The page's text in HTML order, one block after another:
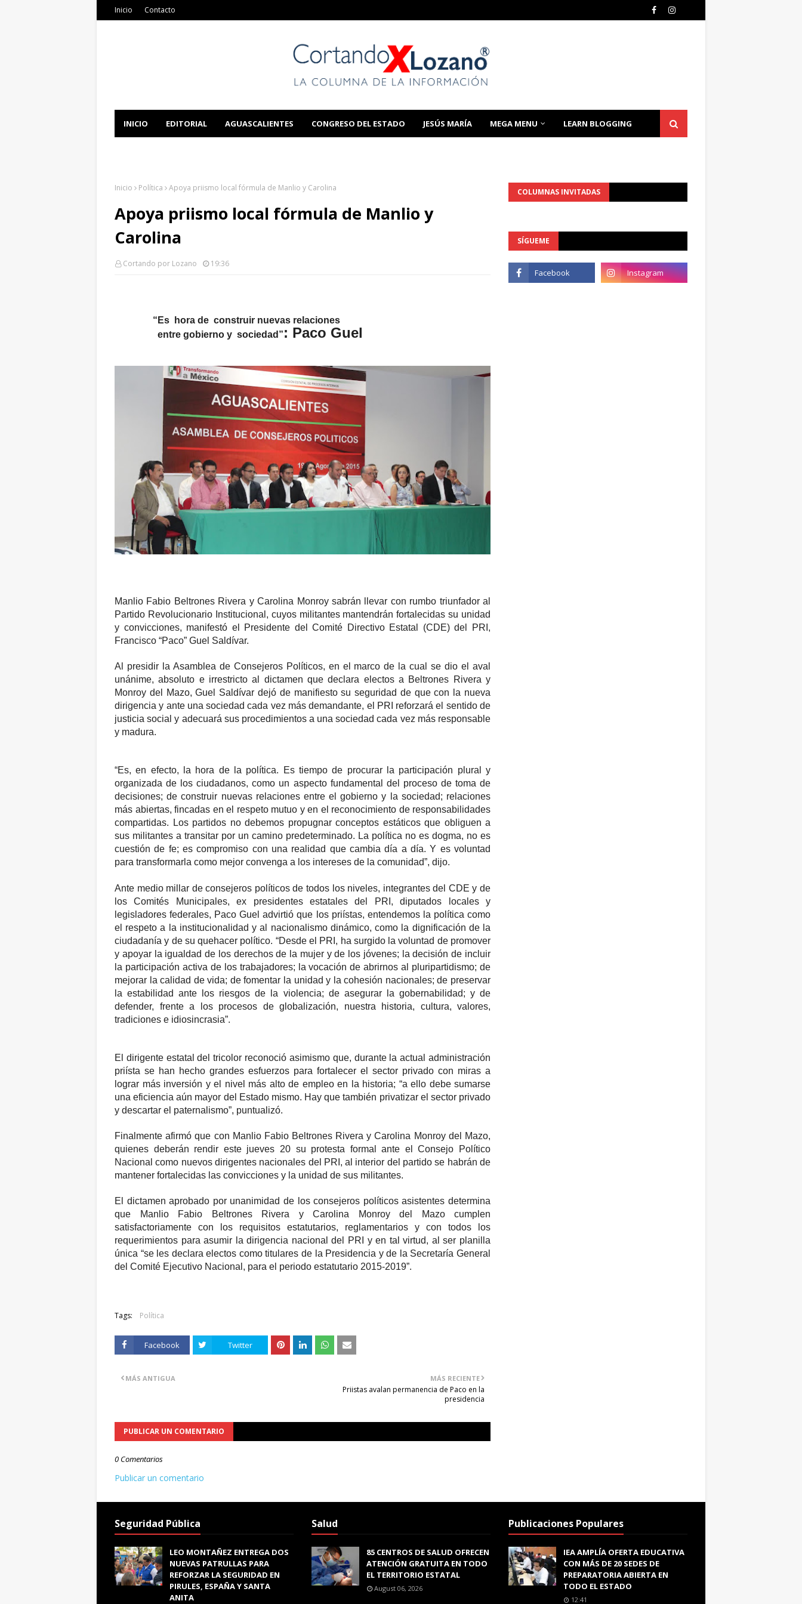
Inicio Contacto
INICIO EDITORIAL AGUASCALIENTES CONGRESO DEL ESTADO JESÚS MARÍA MEGA MENU LEARN BLOGGING
Inicio Política Apoya priismo local fórmula de Manlio y Carolina
Apoya priismo local fórmula de Manlio y
Carolina
Cortando por Lozano 19:36
“Es hora de construir nuevas relaciones
entre gobierno y sociedad”: Paco Guel
Manlio Fabio Beltrones Rivera y Carolina Monroy sabrán llevar con rumbo triunfador al
Partido Revolucionario Institucional, cuyos militantes mantendrán fortalecidas su unidad
y convicciones, manifestó el Presidente del Comité Directivo Estatal (CDE) del PRI,
Francisco “Paco” Guel Saldívar.
Al presidir la Asamblea de Consejeros Políticos, en el marco de la cual se dio el aval
unánime, absoluto e irrestricto al dictamen que declara electos a Beltrones Rivera y
Monroy del Mazo, Guel Saldívar dejó de manifiesto su seguridad de que con la nueva
dirigencia y ante una sociedad cada vez más demandante, el PRI reforzará el sentido de
justicia social y adecuará sus procedimientos a una sociedad cada vez más responsable
y madura.
“Es, en efecto, la hora de la política. Es tiempo de procurar la participación plural y
organizada de los ciudadanos, como un aspecto fundamental del proceso de toma de
decisiones; de construir nuevas relaciones entre el gobierno y la sociedad; relaciones
más abiertas, fincadas en el respeto mutuo y en el reconocimiento de responsabilidades
compartidas. Los partidos no debemos propugnar conceptos estáticos que obliguen a
sus militantes a transitar por un camino predeterminado. La política no es dogma, no es
cuestión de fe; es compromiso con una realidad que cambia día a día. Y es voluntad
para transformarla como mejor convenga a los intereses de la comunidad”, dijo.
Ante medio millar de consejeros políticos de todos los niveles, integrantes del CDE y de
los Comités Municipales, ex presidentes estatales del PRI, diputados locales y
legisladores federales, Paco Gueladvirtió que los priístas, entendemos la política como
el respeto a la institucionalidad y al nacionalismo dinámico, como la dignificación de la
ciudadanía y de su quehacer político. “Desde el PRI, ha surgido la voluntad de promover
y apoyar la igualdad de los derechos de la mujer y de los jóvenes; la decisión de incluir
la participación activa de los trabajadores; la vocación de abrirnos al pluripartidismo; de
mejorar la calidad de vida; de fomentar la unidad y la cohesión nacionales; de preservar
la estabilidad ante los riesgos de la violencia; de asegurar la gobernabilidad; y de
defender, frente a los procesos de globalización, nuestra historia, cultura, valores,
tradiciones e idiosincrasia”.
El dirigente estatal del tricolor reconoció asimismo que, durante la actual administración
priísta se han hecho grandes esfuerzos para fortalecer el sector privado con miras a
lograr más inversión y el nivel más alto de empleo en la historia; “a ello debe sumarse
una eficiencia aún mayor del Estado mismo. Hay que también privatizar el sector privado
y descartar el paternalismo”, puntualizó.
Finalmente afirmó que con Manlio Fabio Beltrones Rivera y Carolina Monroy del Mazo,
quienes deberán rendir este jueves 20 su protesta formal ante el Consejo Político
Nacional como nuevos dirigentes nacionales del PRI, al interior del partido se habrán de
mantener fortalecidas las convicciones y la unidad de sus militantes.
El dictamen aprobado por unanimidad de los consejeros políticos asistentes determina
que Manlio Fabio Beltrones Rivera y Carolina Monroy del Mazo cumplen
satisfactoriamente con los requisitos estatutarios, reglamentarios y con todos los
requerimientos para asumir la dirigencia nacional del PRI y en tal virtud, al ser planilla
única “se les declara electos como titulares de la Presidencia y de la Secretaría General
del Comité Ejecutivo Nacional, para el periodo estatutario 2015-2019”.
Tags: Política
Facebook Twitter
MÁS RECIENTE
Priistas avalan permanencia de Paco en la
presidencia
MÁS ANTIGUA
PUBLICAR UN COMENTARIO
0 Comentarios
Publicar un comentario
COLUMNAS INVITADAS
SÍGUEME
Seguridad Pública
LEO MONTAÑEZ ENTREGA DOS
NUEVAS PATRULLAS PARA
REFORZAR LA SEGURIDAD EN
PIRULES, ESPAÑA Y SANTA
ANITA
Salud
85 CENTROS DE SALUD OFRECEN
ATENCIÓN GRATUITA EN TODO
EL TERRITORIO ESTATAL
August 06, 2026
Publicaciones Populares
IEA AMPLÍA OFERTA EDUCATIVA
CON MÁS DE 20 SEDES DE
PREPARATORIA ABIERTA EN
TODO EL ESTADO
12:41